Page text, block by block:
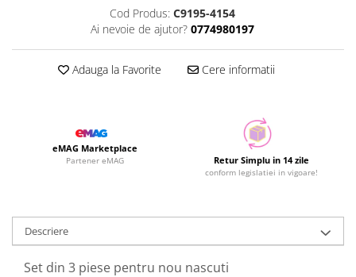
Cod Produs: C9195-4154
Ai nevoie de ajutor? 0774980197
Adauga la Favorite Cere informatii
eMAG Marketplace
Partener eMAG Retur Simplu in 14 zile
conform legislatiei in vigoare!
Descriere
Set din 3 piese pentru nou nascuti